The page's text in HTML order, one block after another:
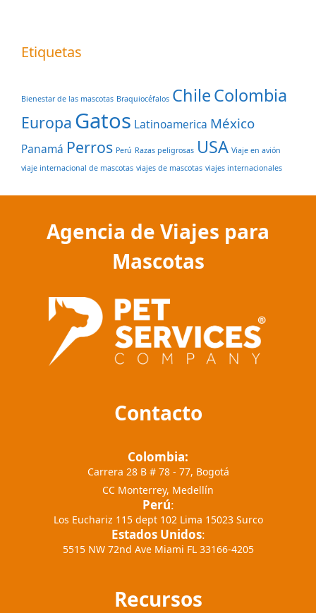
Etiquetas
Bienestar de las mascotas Braquiocéfalos ChileColombia
Europa Gatos Latinoamerica México
Panamá Perros Perú Razas peligrosas USA Viaje en avión
viaje internacional de mascotas viajes de mascotas viajes internacionales
Agencia de Viajes para
Mascotas
Contacto
Colombia:
Carrera 28 B # 78 - 77, Bogotá
CC Monterrey, Medellín
Perú:
Los Euchariz 115 dept 102 Lima 15023 Surco
Estados Unidos:
5515 NW 72nd Ave Miami FL 33166-4205
Recursos